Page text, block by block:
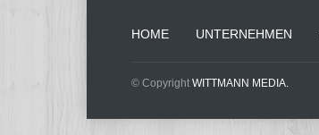
HOME UNTERNEHMEN
© Copyright WITTMANN MEDIA.